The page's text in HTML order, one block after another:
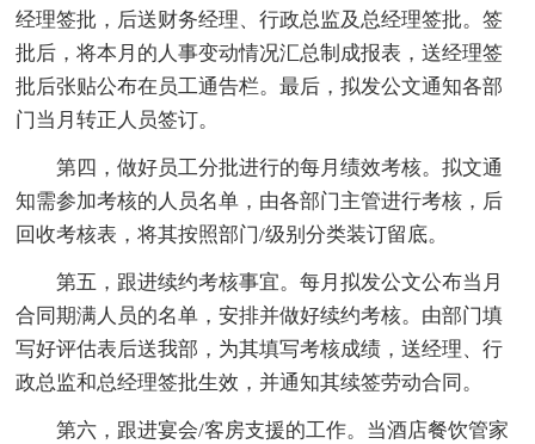
经理签批，后送财务经理、行政总监及总经理签批。签
批后，将本月的人事变动情况汇总制成报表，送经理签
批后张贴公布在员工通告栏。最后，拟发公文通知各部
门当月转正人员签订。
第四，做好员工分批进行的每月绩效考核。拟文通
知需参加考核的人员名单，由各部门主管进行考核，后
回收考核表，将其按照部门/级别分类装订留底。
第五，跟进续约考核事宜。每月拟发公文公布当月
合同期满人员的名单，安排并做好续约考核。由部门填
写好评估表后送我部，为其填写考核成绩，送经理、行
政总监和总经理签批生效，并通知其续签劳动合同。
第六，跟进宴会/客房支援的工作。当酒店餐饮管家